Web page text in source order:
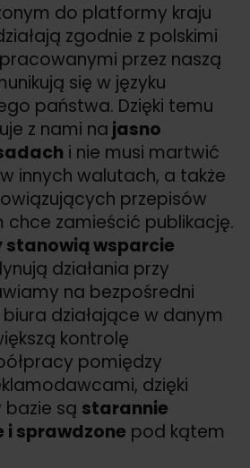
do platformy kraju
zgodnie z polskimi
przez naszą
się w języku
państwa. Dzięki temu
z nami na jasno
i nie musi martwić
innych walutach, a także
przepisów
chce zamieścić publikację.
stanowią wsparcie
działania przy
na bezpośredni
działające w danym
kontrolę
pomiędzy
dzięki
są starannie
i sprawdzone pod kątem